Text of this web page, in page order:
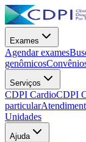
Exames
Agendar exames
genômicos
Serviços
CDPI CardioCDPI
particular
Unidades
Ajuda